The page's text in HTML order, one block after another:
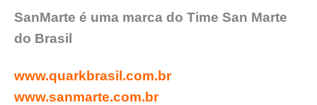
SanMarte é uma marca do Time San Marte
do Brasil
www.quarkbrasil.com.br
www.sanmarte.com.br